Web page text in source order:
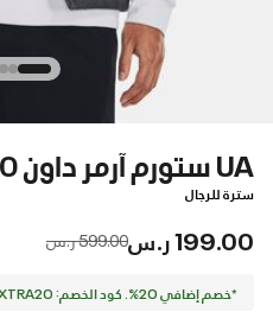
UA ستورم آرمر داون 2.0
سترة للرجال
199.00 ر.س Price reduced from
599.00 ر.س to
*خصم إضافي 20%. كود الخصم: EXTRA20